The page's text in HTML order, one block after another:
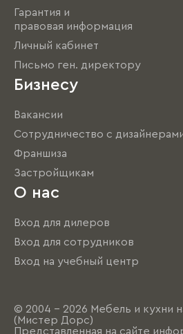
Гарантия и
правовая информация
Личный кабинет
Письмо ген. директору
Бизнесу
Вакансии
Сотрудничество с
Франшиза
Застройщикам
О нас
Вход для дилеров
Вход для сотрудников
Вход на учебный центр
© 2004 - 2026 Мебель и кухни
(Мистер Дорс)
Представленная на сайте